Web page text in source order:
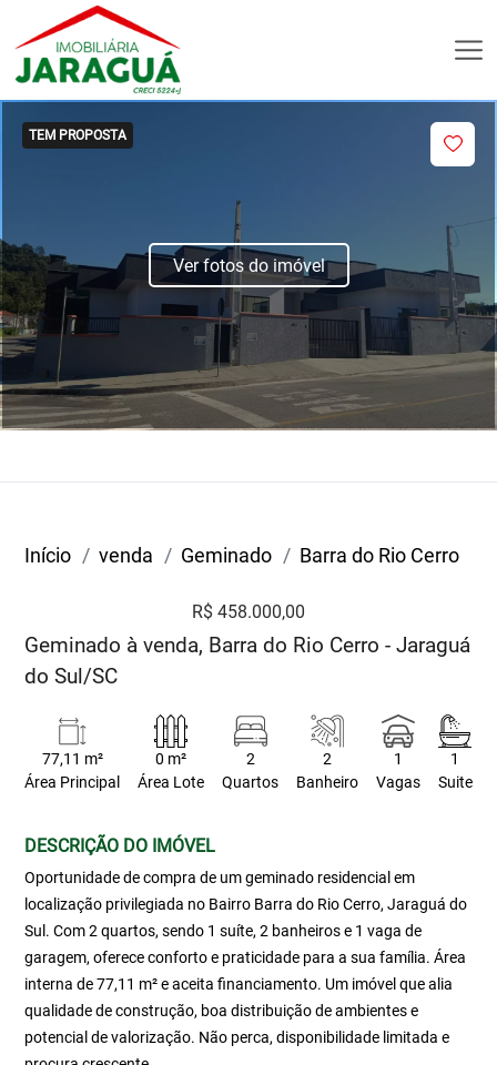
TEM PROPOSTA
Ver fotos do imóvel
Início venda Geminado Barra do Rio Cerro
R$ 458.000,00
Geminado à venda, Barra do Rio Cerro - Jaraguá
do Sul/SC
77,11 m²
Área Principal
0 m²
Área Lote
2
Quartos
2
Banheiro
1
Vagas
1
Suite
DESCRIÇÃO DO IMÓVEL
Oportunidade de compra de um geminado residencial em
localização privilegiada no Bairro Barra do Rio Cerro, Jaraguá do
Sul. Com 2 quartos, sendo 1 suíte, 2 banheiros e 1 vaga de
garagem, oferece conforto e praticidade para a sua família. Área
interna de 77,11 m² e aceita financiamento. Um imóvel que alia
qualidade de construção, boa distribuição de ambientes e
potencial de valorização. Não perca, disponibilidade limitada e